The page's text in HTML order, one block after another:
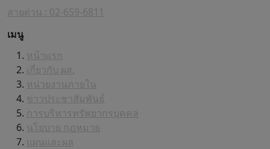
สายด่วน : 02-659-6811
เมนู
หน้าแรก
เกี่ยวกับ ผส.
หน่วยงานภายใน
ข่าวประชาสัมพันธ์
การบริหารทรัพยากรบุคคล
นโยบาย กฎหมาย
แผนและผล